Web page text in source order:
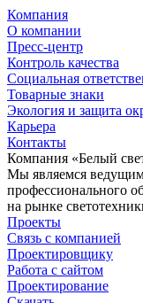
Компания
О компании
Пресс-центр
Контроль качества
Социальная
Товарные знаки
Экология и защита
Карьера
Контакты
Компания «Белый
Мы являемся
профессионального
на рынке
Проекты
Связь с компанией
Проектировщику
Работа с сайтом
Проектирование